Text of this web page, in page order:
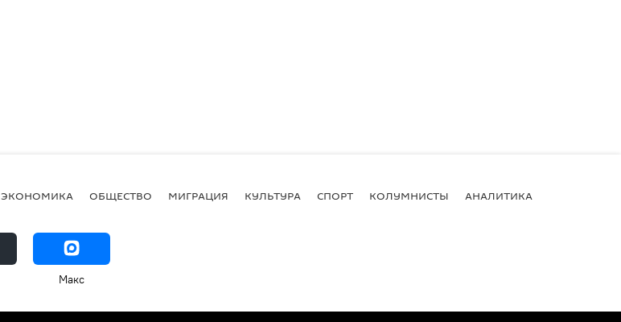
ЭКОНОМИКА ОБЩЕСТВО МИГРАЦИЯ КУЛЬТУРА СПОРТ КОЛУМНИСТЫ АНАЛИТИКА
Макс